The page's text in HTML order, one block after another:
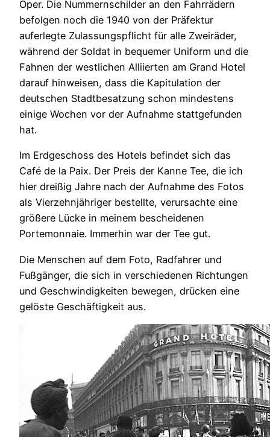
Oper. Die Nummernschilder an den Fahrrädern
befolgen noch die 1940 von der Präfektur
auferlegte Zulassungspflicht für alle Zweiräder,
während der Soldat in bequemer Uniform und die
Fahnen der westlichen Alliierten am Grand Hotel
darauf hinweisen, dass die Kapitulation der
deutschen Stadtbesatzung schon mindestens
einige Wochen vor der Aufnahme stattgefunden
hat.
Im Erdgeschoss des Hotels befindet sich das
Café de la Paix. Der Preis der Kanne Tee, die ich
hier dreißig Jahre nach der Aufnahme des Fotos
als Vierzehnjähriger bestellte, verursachte eine
größere Lücke in meinem bescheidenen
Portemonnaie. Immerhin war der Tee gut.
Die Menschen auf dem Foto, Radfahrer und
Fußgänger, die sich in verschiedenen Richtungen
und Geschwindigkeiten bewegen, drücken eine
gelöste Geschäftigkeit aus.